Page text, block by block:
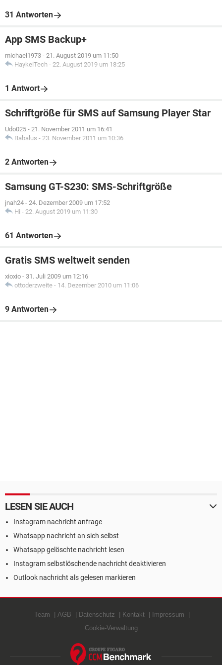
31 Antworten
App SMS Backup+
michael1973 - 21. August 2019 um 11:50
HaykelTech - 22. August 2019 um 18:25
1 Antwort
Schriftgröße für SMS auf Samsung Player Star
Udo025 - 21. November 2011 um 16:41
Babalus - 23. November 2011 um 10:36
2 Antworten
Samsung GT-S230: SMS-Schriftgröße
jnah24 - 24. Dezember 2009 um 17:52
Hi - 22. August 2019 um 11:30
61 Antworten
Gratis SMS weltweit senden
xioxio - 31. Juli 2009 um 12:16
ottoderzweite - 14. Dezember 2010 um 11:06
9 Antworten
LESEN SIE AUCH
Instagram nachricht anfrage
Whatsapp nachricht an sich selbst
Whatsapp gelöschte nachricht lesen
Instagram selbstlöschende nachricht deaktivieren
Outlook nachricht als gelesen markieren
Team AGB Datenschutz Kontakt
Impressum
Cookie-Verwaltung